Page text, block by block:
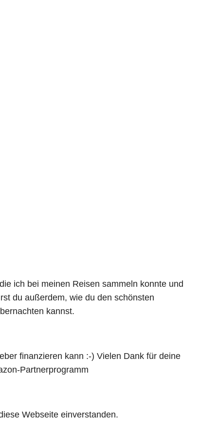
ich bei meinen Reisen sammeln konnte und
du außerdem, wie du den schönsten
kannst.
finanzieren kann :-) Vielen Dank für deine
Partnerprogramm
Webseite einverstanden.